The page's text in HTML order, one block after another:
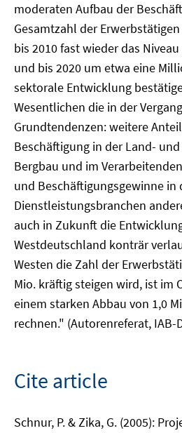
moderaten Aufbau der
Gesamtzahl der
bis 2010 fast wieder das
und bis 2020 um etwa eine
sektorale Entwicklung
Wesentlichen die in der
Grundtendenzen: weitere
Beschäftigung in der Land-
Bergbau und im
und Beschäftigungsgewinne in
Dienstleistungsbranchen
auch in Zukunft die
Westdeutschland konträr
Westen die Zahl der
Mio. kräftig steigen wird, ist im
einem starken Abbau von 1,0
rechnen." (Autorenreferat, IAB-
Cite article
Schnur, P. & Zika, G. (2005):